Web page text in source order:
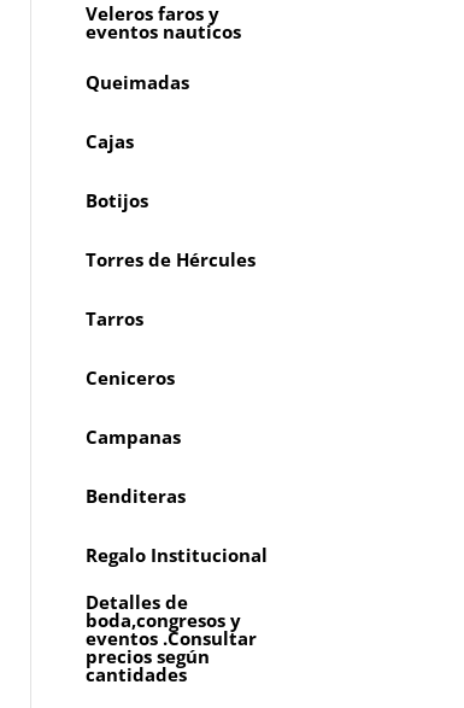
Veleros faros y
eventos nauticos
Queimadas
Cajas
Botijos
Torres de Hércules
Tarros
Ceniceros
Campanas
Benditeras
Regalo Institucional
Detalles de
boda,congresos y
eventos .Consultar
precios según
cantidades